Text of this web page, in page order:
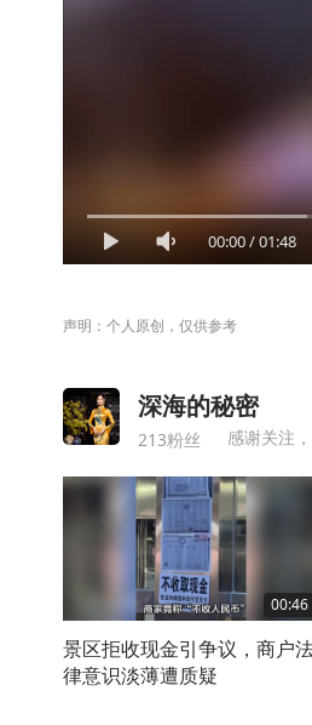
00:00/01:48
声明：个人原创，仅供参考
深海的秘密
213粉丝 感谢关注
00:46
景区拒收现金引争议，商户
律意识淡薄遭质疑